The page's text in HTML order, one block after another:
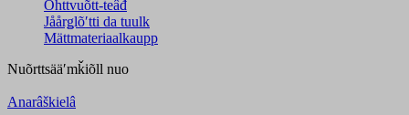
Õhttvuõtt-teâđ
Jåårǥlõʹtti da tuulk
Mättmateriaalkaupp
Nuõrttsääʹmǩiõll nuo
Anarâškielâ